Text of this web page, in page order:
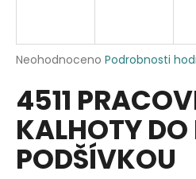
Průměrné
produktu
je
0,0
5
hvězdiček.
Neohodnoceno Podrobnosti
4511
KALHOTY DO
PODŠÍVKOU
j
í
?